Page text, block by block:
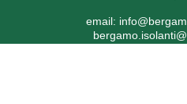
email: